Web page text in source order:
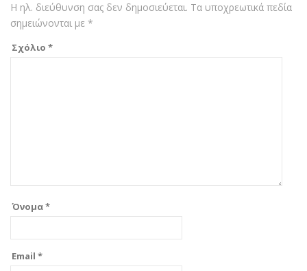
Η ηλ. διεύθυνση σας δεν δημοσιεύεται. Τα υποχρεωτικά πεδία
σημειώνονται με *
Σχόλιο *
Όνομα*
Email *